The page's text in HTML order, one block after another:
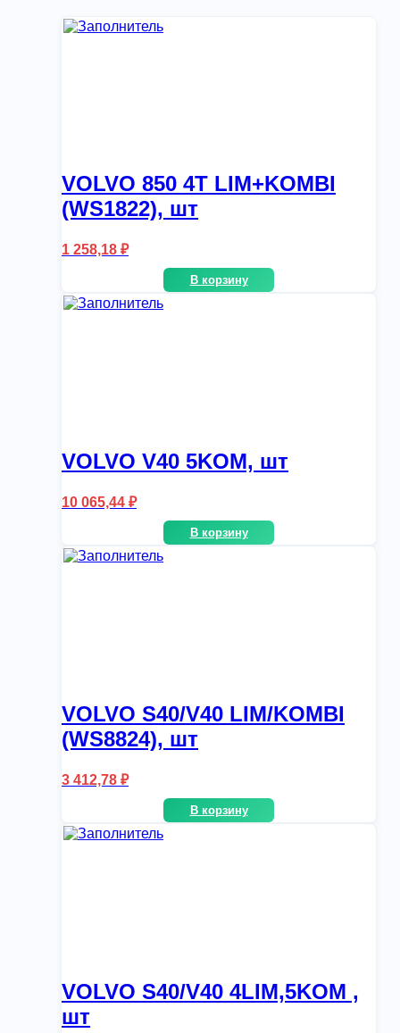
VOLVO 850 4T LIM+KOMBI
(WS1822), шт
1 258,18 ₽
В корзину
VOLVO V40 5KOM, шт
10 065,44 ₽
В корзину
VOLVO S40/V40 LIM/KOMBI
(WS8824), шт
3 412,78 ₽
В корзину
VOLVO S40/V40 4LIM,5KOM ,
шт